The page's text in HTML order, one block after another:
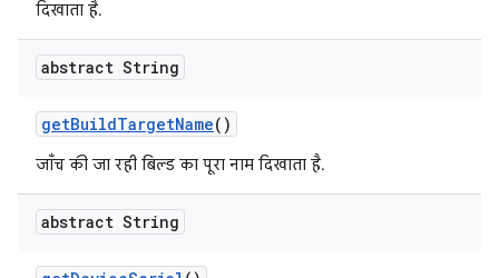
दिखाता है.
abstract String
getBuildTargetName()
जाँच की जा रही बिल्ड का पूरा नाम दिखाता है.
abstract String